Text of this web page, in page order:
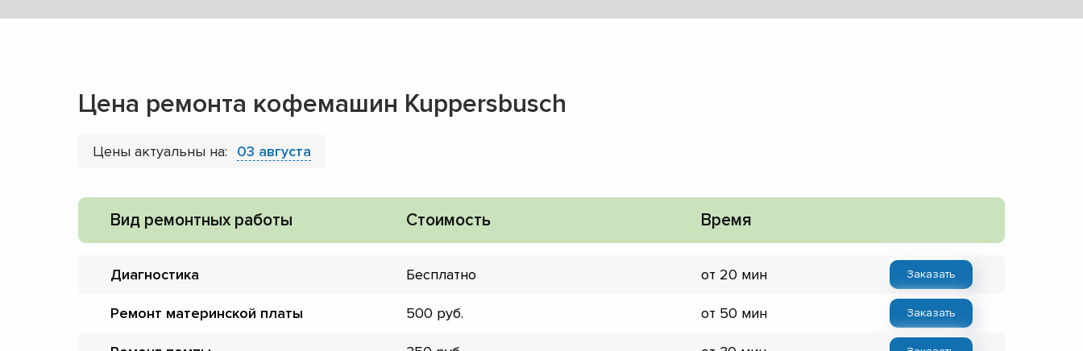
Цена ремонта кофемашин Kuppersbusch
Цены актуальны на: 03 августа
Вид ремонтных работы Стоимость Время
Диагностика Бесплатно от 20 мин Заказать
Ремонт материнской платы 500 от 50 мин Заказать